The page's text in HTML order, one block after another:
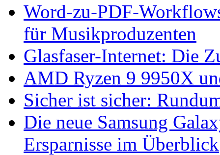
Word-zu-PDF-
für Musikproduzenten
Glasfaser-Internet: Die
AMD Ryzen 9 9950X
Sicher ist sicher:
Die neue Samsung
Ersparnisse im Überblick